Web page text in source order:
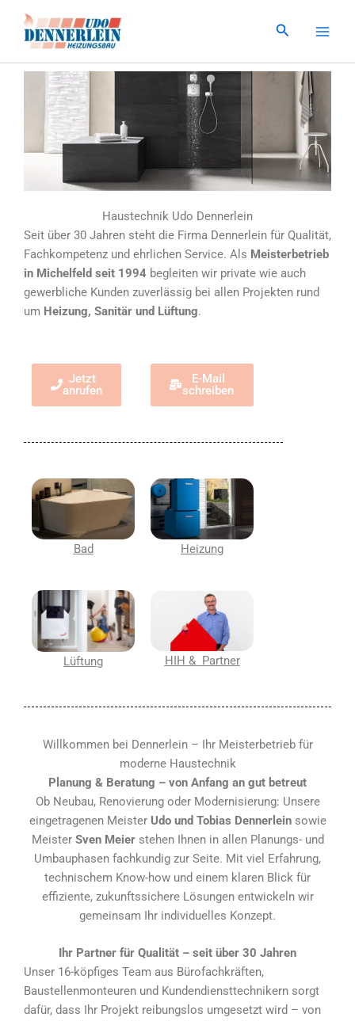
Inhalt
springen
Suchen
Haustechnik Udo Dennerlein
Seit über 30 Jahren steht die Firma Dennerlein für Qualität,
Fachkompetenz und ehrlichen Service. Als Meisterbetrieb
in Michelfeld seit 1994 begleiten wir private wie auch
gewerbliche Kunden zuverlässig bei allen Projekten rund
um Heizung, Sanitär und Lüftung.
Jetzt
anrufen
E-Mail
schreiben
Bad Heizung
Lüftung HIH & Partner
Willkommen bei Dennerlein – Ihr Meisterbetrieb für
moderne Haustechnik
Planung & Beratung – von Anfang an gut betreut
Ob Neubau, Renovierung oder Modernisierung: Unsere
eingetragenen Meister Udo und Tobias Dennerleinsowie
Meister Sven Meierstehen Ihnen in allen Planungs- und
Umbauphasen fachkundig zur Seite. Mit viel Erfahrung,
technischem Know-how und einem klaren Blick für
effiziente, zukunftssichere Lösungen entwickeln wir
gemeinsam Ihr individuelles Konzept.
Ihr Partner für Qualität – seit über 30 Jahren
Unser 16-köpfiges Team aus Bürofachkräften,
Baustellenmonteuren und Kundendiensttechnikern sorgt
dafür, dass Ihr Projekt reibungslos umgesetzt wird – von